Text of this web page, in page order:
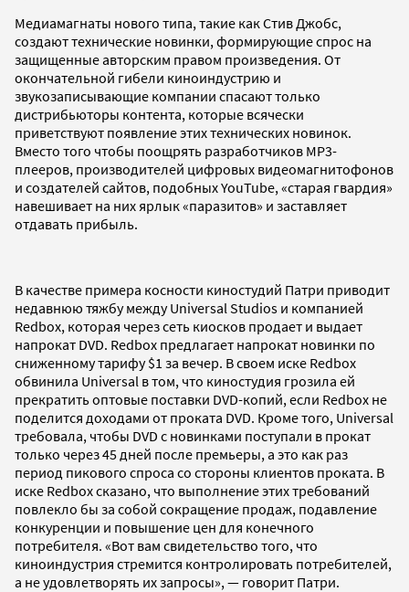
Медиамагнаты нового типа, такие как Стив Джобс,
создают технические новинки, формирующие спрос на
защищенные авторским правом произведения. От
окончательной гибели киноиндустрию и
звукозаписывающие компании спасают только
дистрибьюторы контента, которые всячески
приветствуют появление этих технических новинок.
Вместо того чтобы поощрять разработчиков MP3-
плееров, производителей цифровых видеомагнитофонов
и создателей сайтов, подобных YouTube, «старая гвардия»
навешивает на них ярлык «паразитов» и заставляет
отдавать прибыль.
В качестве примера косности киностудий Патри приводит
недавнюю тяжбу между Universal Studios и компанией
Redbox, которая через сеть киосков продает и выдает
напрокат DVD. Redbox предлагает напрокат новинки по
сниженному тарифу $1 за вечер. В своем иске Redbox
обвинила Universal в том, что киностудия грозила ей
прекратить оптовые поставки DVD-копий, если Redbox не
поделится доходами от проката DVD. Кроме того, Universal
требовала, чтобы DVD c новинками поступали в прокат
только через 45 дней после премьеры, а это как раз
период пикового спроса со стороны клиентов проката. В
иске Redbox сказано, что выполнение этих требований
повлекло бы за собой сокращение продаж, подавление
конкуренции и повышение цен для конечного
потребителя. «Вот вам свидетельство того, что
киноиндустрия стремится контролировать потребителей,
а не удовлетворять их запросы», — говорит Патри.